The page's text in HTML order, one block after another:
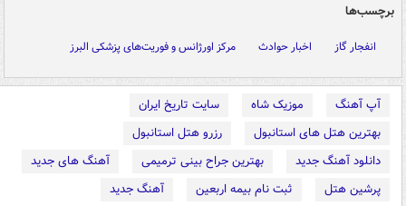
برچسب‌ها
انفجار گاز اخبار حوادث مرکز اورژانس و فوریت‌های پزشکی البرز
آپ آهنگ موزیک شاه
سایت تاریخ ایران
بهترین هتل های استانبول
رزرو هتل استانبول
دانلود آهنگ جدید
بهترین جراح بینی ترمیمی
آهنگ های جدید
پرشین هتل
ثبت نام بیمه اربعین
آهنگ جدید